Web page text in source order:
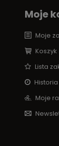
Moje
Moje
Koszyk
Lista
Moje